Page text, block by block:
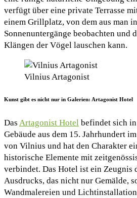
verfügt über eine private Terrasse
einem Grillplatz, von dem aus man
Sonnenuntergänge beobachten und
Klängen der Vögel lauschen kann.
Vilnius Artagonist
Kunst gibt es nicht nur in Galerien: Artagonist Hotel
Das Artagonist Hotel befindet sich
Gebäude aus dem 15. Jahrhundert
von Vilnius und hat den Charakter
historische Elemente mit
verbindet. Das Hotel ist ein Zeugnis
Ausdrucks, das nicht nur Gemälde,
Wandmalereien und